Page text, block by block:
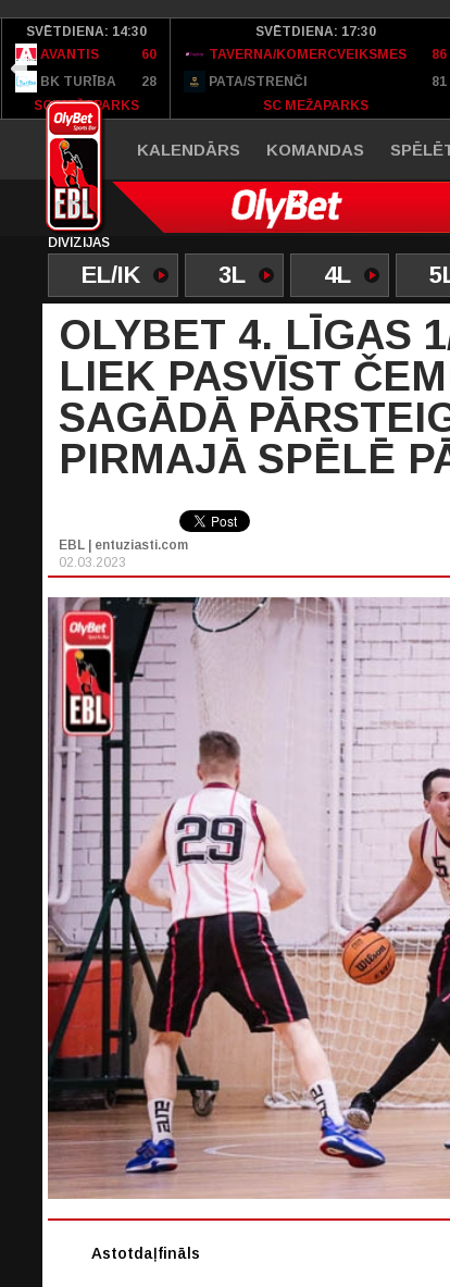
SVĒTDIENA: 14:30
AVANTIS
60
BK TURĪBA
28
SC MEŽAPARKS
SVĒTDIENA: 17:30
TAVERNA/KOMERCVEIKSMES
86
PATA/STRENČI
81
SC MEŽAPARKS
KALENDĀRS KOMANDAS
DIVĪZIJAS
EL/IK 3L 4L
OLYBET 4. LĪGAS
LIEK PASVĪST
SAGĀDĀ
PIRMAJĀ SPĒLĒ
EBL | entuziasti.com
02.03.2023
Astotdaļfināls